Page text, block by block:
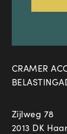
CRAMER
Zijlweg 78
2013 DK